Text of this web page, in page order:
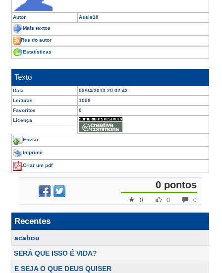
Autor Assis10
Mais textos
Rss do autor
Estatísticas
Texto
Data
09/04/2013 20:02:42
Leituras
1098
Favoritos
0
Licença
Enviar
Imprimir
Criar um pdf
0 pontos
0
0
0
Recentes
acabou
SERÁ QUE ISSO É VIDA?
E SEJA O QUE DEUS QUISER